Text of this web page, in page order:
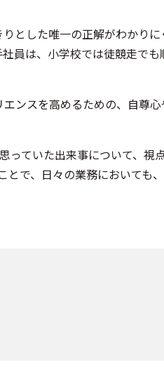
とした唯一の正解がわかりに
員は、小学校では徒競走で
ンスを高めるための、自尊
ていた出来事について、視
で、日々の業務においても